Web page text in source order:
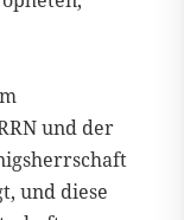
und der
und diese